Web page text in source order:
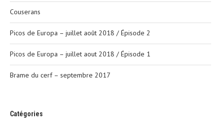
Couserans
Picos de Europa – juillet août 2018 / Épisode 2
Picos de Europa – juillet aout 2018 / Épisode 1
Brame du cerf – septembre 2017
Catégories